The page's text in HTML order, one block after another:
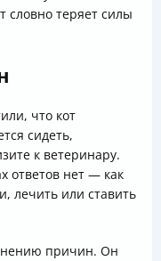
словно теряет силы
что кот
сидеть,
к ветеринару.
ответов нет — как
лечить или ставить
причин. Он